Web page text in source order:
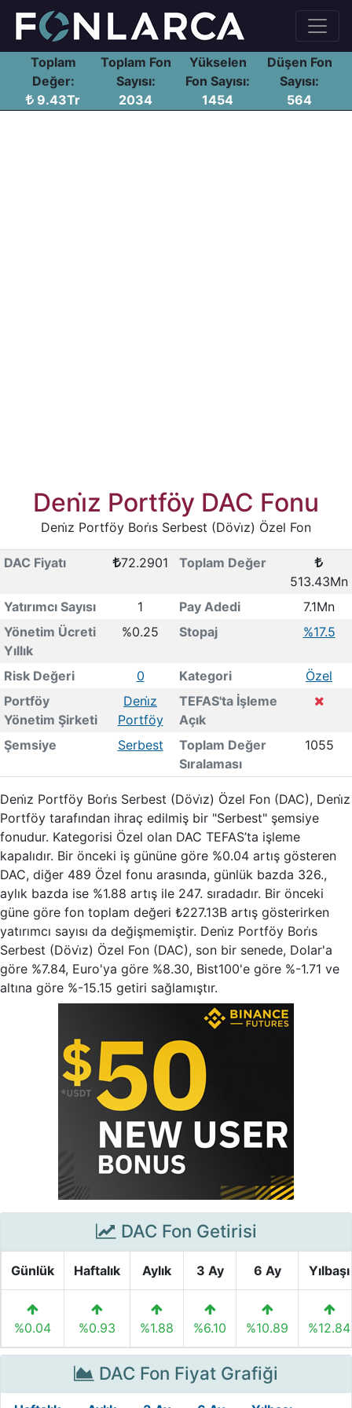
Toplam
Değer:
9.43Tr
Toplam Fon
Sayısı:
2034
Yükselen
Fon Sayısı:
1454
Düşen Fon
Sayısı:
564
Deni̇z Portföy DAC Fonu
Deni̇z Portföy Bori̇s Serbest (Dövi̇z) Özel Fon
DAC Fiyatı 72.2901
Toplam Değer
513.43Mn
Yatırımcı Sayısı
1 Pay Adedi
7.1Mn
Yönetim Ücreti
Yıllık
%0.25 Stopaj %17.5
Risk Değeri 0 Kategori
Özel
Portföy
Yönetim Şirketi
Deni̇z
Portföy
TEFAS'ta İşleme
Açık
Şemsiye
Serbest
Toplam Değer
Sıralaması
1055
Deni̇z Portföy Bori̇s Serbest (Dövi̇z) Özel Fon (DAC), Deni̇z
Portföy tarafından ihraç edilmiş bir "Serbest" şemsiye
fonudur. Kategorisi Özel olan DAC TEFAS’ta işleme
kapalıdır. Bir önceki iş gününe göre %0.04 artış gösteren
DAC, diğer 489 Özel fonu arasında, günlük bazda 326.,
aylık bazda ise %1.88 artış ile 247. sıradadır. Bir önceki
güne göre fon toplam değeri ₺227.13B artış gösterirken
yatırımcı sayısı da değişmemiştir. Deni̇z Portföy Bori̇s
Serbest (Dövi̇z) Özel Fon (DAC), son bir senede, Dolar'a
göre %7.84, Euro'ya göre %8.30, Bist100'e göre %-1.71 ve
altına göre %-15.15 getiri sağlamıştır.
DAC Fon Getirisi
Günlük Haftalık Aylık 3 Ay 6 Ay Yılbaşı
%0.04 %0.93 %1.88 %6.10 %10.89 %12.84
DAC Fon Fiyat Grafiği